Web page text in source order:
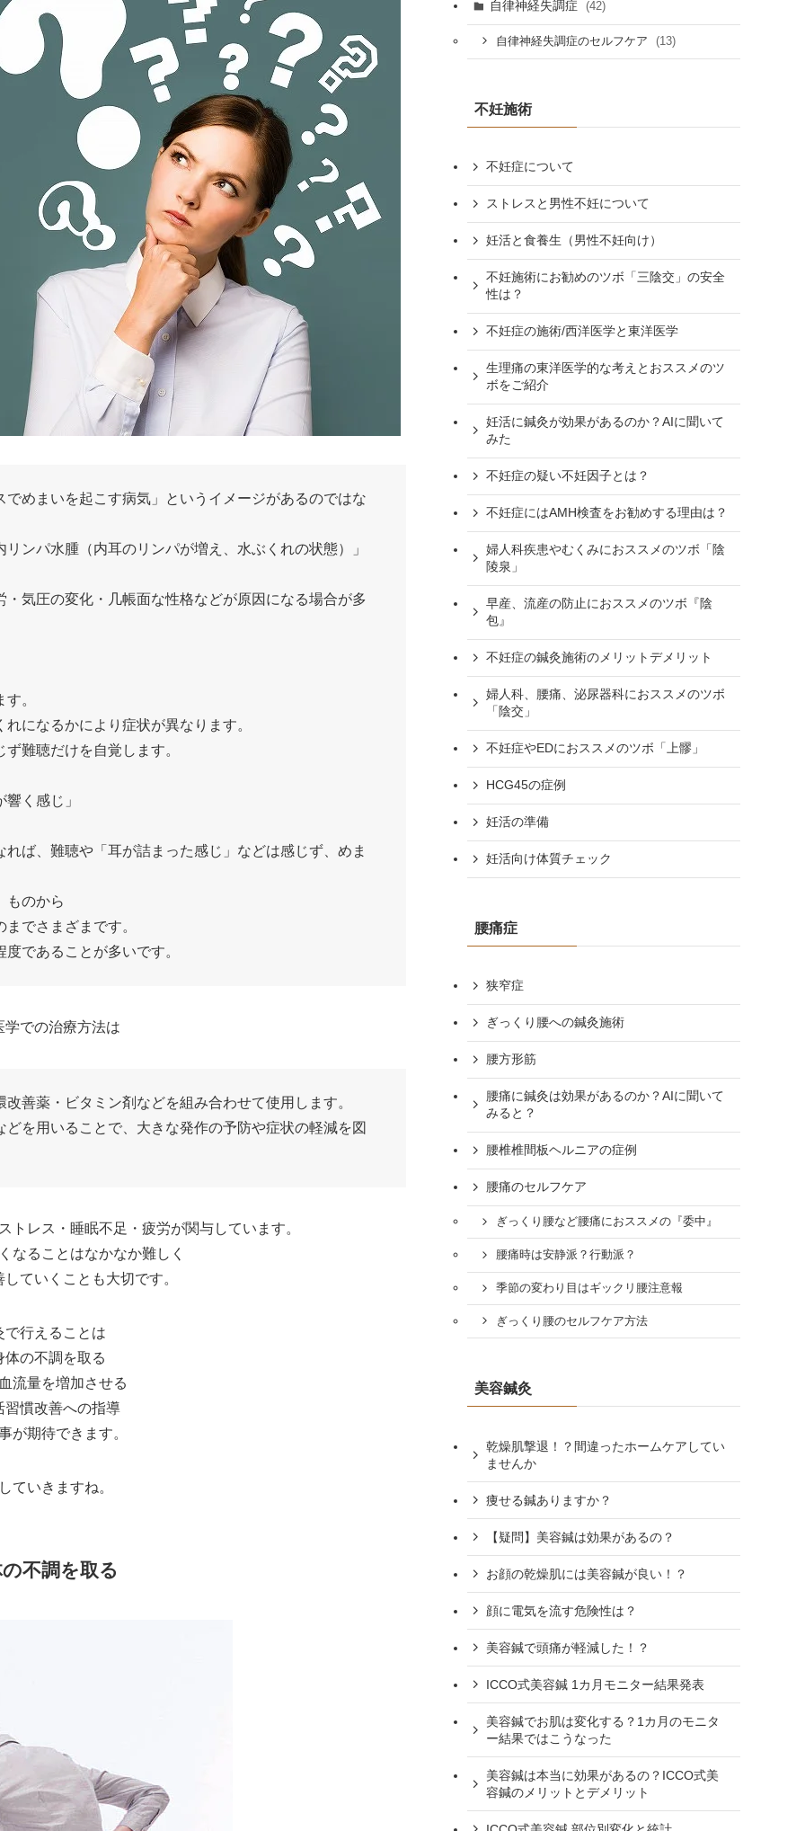
めまいを起こす病気」というイメージがあるのではな
ンパ水腫（内耳のリンパが増え、水ぶくれの状態）」
気圧の変化・几帳面な性格などが原因になる場合が多
。
になるかにより症状が異なります。
難聴だけを自覚します。
く感じ」
ば、難聴や「耳が詰まった感じ」などは感じず、めま
ものから
でさまざまです。
であることが多いです。
学での治療方法は
善薬・ビタミン剤などを組み合わせて使用します。
を用いることで、大きな発作の予防や症状の軽減を図
トレス・睡眠不足・疲労が関与しています。
なることはなかなか難しく
ていくことも大切です。
で行えることは
体の不調を取る
流量を増加させる
習慣改善への指導
が期待できます。
ていきますね。
不調を取る
自律神経失調症 (42)
自律神経失調症のセルフケア (13)
不妊施術
不妊症について
ストレスと男性不妊について
妊活と食養生（男性不妊向け）
不妊施術にお勧めのツボ「三陰交」の安全
性は？
不妊症の施術/西洋医学と東洋医学
生理痛の東洋医学的な考えとおススメのツ
ボをご紹介
妊活に鍼灸が効果があるのか？AIに聞いて
みた
不妊症の疑い不妊因子とは？
不妊症にはAMH検査をお勧めする理由は？
婦人科疾患やむくみにおススメのツボ「陰
陵泉」
早産、流産の防止におススメのツボ『陰
包』
不妊症の鍼灸施術のメリットデメリット
婦人科、腰痛、泌尿器科におススメのツボ
「陰交」
不妊症やEDにおススメのツボ「上髎」
HCG45の症例
妊活の準備
妊活向け体質チェック
腰痛症
狭窄症
ぎっくり腰への鍼灸施術
腰方形筋
腰痛に鍼灸は効果があるのか？AIに聞いて
みると？
腰椎椎間板ヘルニアの症例
腰痛のセルフケア
ぎっくり腰など腰痛におススメの『委中』
腰痛時は安静派？行動派？
季節の変わり目はギックリ腰注意報
ぎっくり腰のセルフケア方法
美容鍼灸
乾燥肌撃退！？間違ったホームケアしてい
ませんか
痩せる鍼ありますか？
【疑問】美容鍼は効果があるの？
お顔の乾燥肌には美容鍼が良い！？
顔に電気を流す危険性は？
美容鍼で頭痛が軽減した！？
ICCO式美容鍼 1カ月モニター結果発表
美容鍼でお肌は変化する？1カ月のモニタ
ー結果ではこうなった
美容鍼は本当に効果があるの？ICCO式美
容鍼のメリットとデメリット